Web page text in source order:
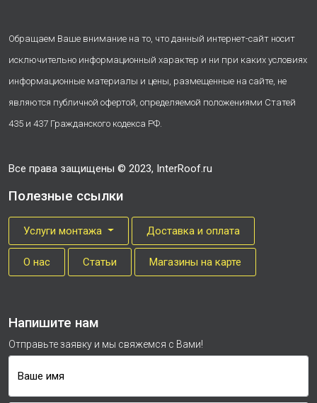
Обращаем Ваше внимание на то, что данный интернет-сайт носит
исключительно информационный характер и ни при каких условиях
информационные материалы и цены, размещенные на сайте, не
являются публичной офертой, определяемой положениями Статей
435 и 437 Гражданского кодекса РФ.
Все права защищены © 2023, InterRoof.ru
Полезные ссылки
Услуги монтажа Доставка и оплата
О нас Cтатьи Магазины на карте
Напишите нам
Отправьте заявку и мы свяжемся с Вами!
Ваше имя